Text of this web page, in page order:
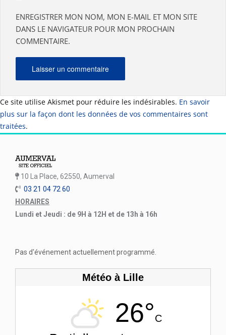
ENREGISTRER MON NOM, MON E-MAIL ET MON SITE
DANS LE NAVIGATEUR POUR MON PROCHAIN
COMMENTAIRE.
Ce site utilise Akismet pour réduire les indésirables. En savoir
plus sur la façon dont les données de vos commentaires sont
traitées.
10 La Place, 62550, Aumerval
03 21 04 72 60
HORAIRES
Lundi et Jeudi : de 9H à 12H et de 13h à 16h
Pas d'événement actuellement programmé.
Météo à Lille
26°C